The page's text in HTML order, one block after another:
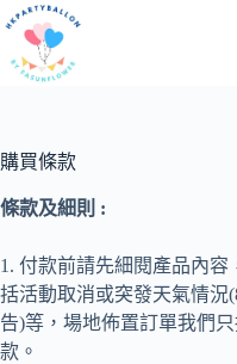
跳
內
購買條款
條款及細則 :
1. 付款前請先細閱產品內
括活動取消或突發天氣情況
告)等，場地佈置訂單我們
款。